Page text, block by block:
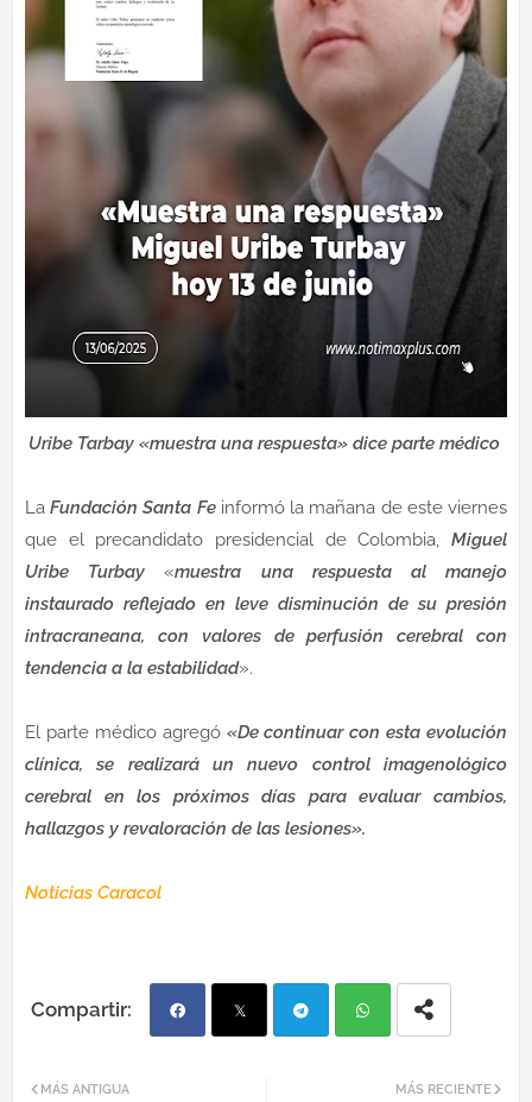
Uribe Tarbay «muestra una respuesta» dice parte médico
LaFundación Santa Feinformó la mañana de este viernes
que el precandidato presidencial de Colombia, Miguel
Uribe Turbay «muestra una respuesta al manejo
instaurado reflejado en leve disminución de su presión
intracraneana, con valores de perfusión cerebral con
tendencia a la estabilidad».
El parte médico agregó «De continuar con esta evolución
clínica, se realizará un nuevo control imagenológico
cerebral en los próximos días para evaluar cambios,
hallazgos y revaloración de las lesiones».
Noticias Caracol
MÁS RECIENTE
MÁS ANTIGUA